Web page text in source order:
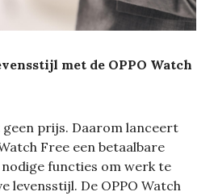
met de OPPO Watch
prijs. Daarom lanceert
Free een betaalbare
functies om werk te
levensstijl. De OPPO Watch